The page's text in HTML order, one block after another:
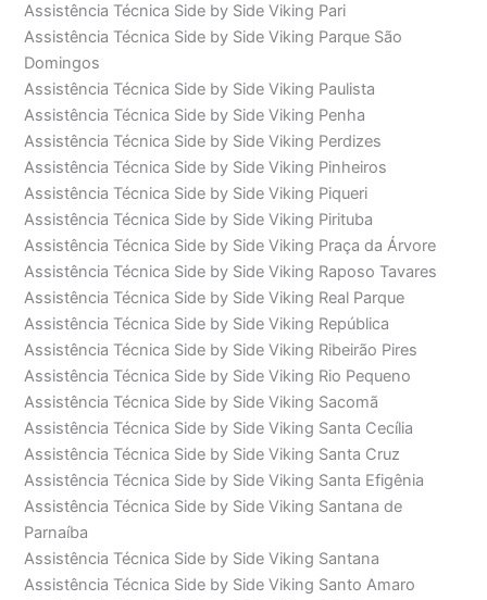
Assistência Técnica Side by Side Viking Pari
Assistência Técnica Side by Side Viking Parque São
Domingos
Assistência Técnica Side by Side Viking Paulista
Assistência Técnica Side by Side Viking Penha
Assistência Técnica Side by Side Viking Perdizes
Assistência Técnica Side by Side Viking Pinheiros
Assistência Técnica Side by Side Viking Piqueri
Assistência Técnica Side by Side Viking Pirituba
Assistência Técnica Side by Side Viking Praça da Árvore
Assistência Técnica Side by Side Viking Raposo Tavares
Assistência Técnica Side by Side Viking Real Parque
Assistência Técnica Side by Side Viking República
Assistência Técnica Side by Side Viking Ribeirão Pires
Assistência Técnica Side by Side Viking Rio Pequeno
Assistência Técnica Side by Side Viking Sacomã
Assistência Técnica Side by Side Viking Santa Cecília
Assistência Técnica Side by Side Viking Santa Cruz
Assistência Técnica Side by Side Viking Santa Efigênia
Assistência Técnica Side by Side Viking Santana de
Parnaíba
Assistência Técnica Side by Side Viking Santana
Assistência Técnica Side by Side Viking Santo Amaro